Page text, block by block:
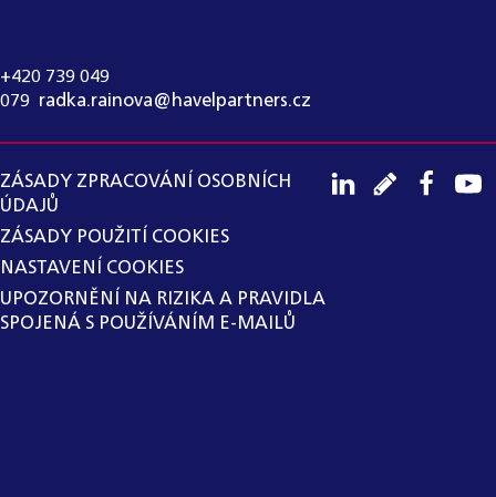
+420 739 049
079 radka.rainova@havelpartners.cz
ZÁSADY ZPRACOVÁNÍ OSOBNÍCH
ÚDAJŮ
ZÁSADY POUŽITÍ COOKIES
NASTAVENÍ COOKIES
UPOZORNĚNÍ NA RIZIKA A PRAVIDLA
SPOJENÁ S POUŽÍVÁNÍM E-MAILŮ